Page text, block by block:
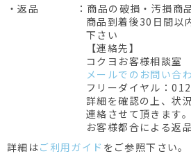
・返品
：商品の破損・汚損商
商品到着後30日間以
下さい
【連絡先】
コクヨお客様相談室
メールでのお問い合
フリーダイヤル：
詳細を確認の上、状
連絡させて頂きます。
お客様都合による返
詳細はご利用ガイド をご参照下さい。